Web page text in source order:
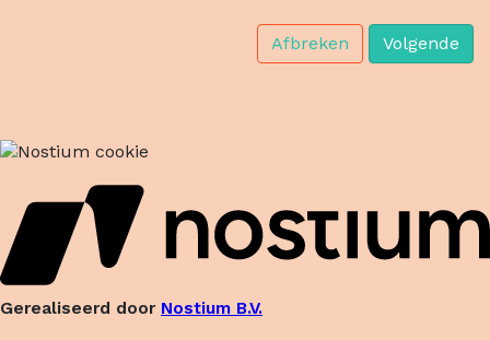
Afbreken Volgende